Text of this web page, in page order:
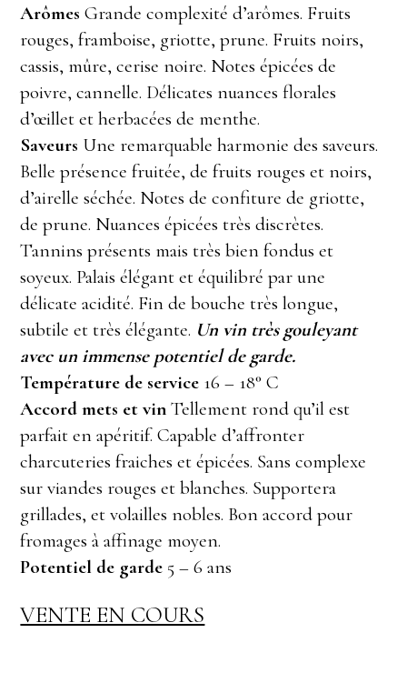
Arômes Grande complexité d’arômes. Fruits
rouges, framboise, griotte, prune. Fruits noirs,
cassis, mûre, cerise noire. Notes épicées de
poivre, cannelle. Délicates nuances florales
d’œillet et herbacées de menthe.
Saveurs Une remarquable harmonie des saveurs.
Belle présence fruitée, de fruits rouges et noirs,
d’airelle séchée. Notes de confiture de griotte,
de prune. Nuances épicées très discrètes.
Tannins présents mais très bien fondus et
soyeux. Palais élégant et équilibré par une
délicate acidité. Fin de bouche très longue,
subtile et très élégante. Un vin très gouleyant
avec un immense potentiel de garde.
Température de service 16 – 18° C
Accord mets et vin Tellement rond qu’il est
parfait en apéritif. Capable d’affronter
charcuteries fraiches et épicées. Sans complexe
sur viandes rouges et blanches. Supportera
grillades, et volailles nobles. Bon accord pour
fromages à affinage moyen.
Potentiel de garde 5 – 6 ans
VENTE EN COURS